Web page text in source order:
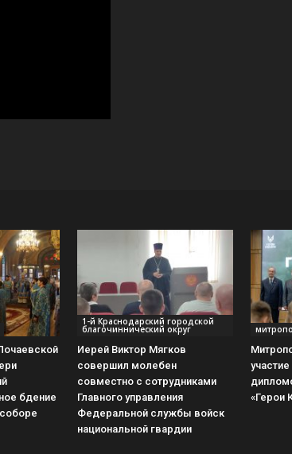
бдение
1-й Краснодарский городской
благочиннический округ
Иерей Виктор Мягков
совершил молебен
совместно с сотрудниками
Главного управления
Федеральной службы войск
национальной гвардии
«Герои